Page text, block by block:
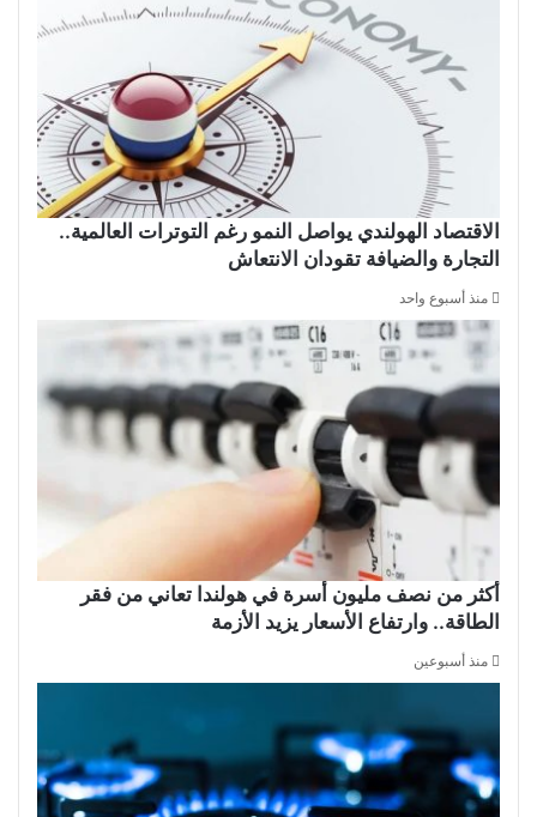
الاقتصاد الهولندي يواصل النمو رغم التوترات العالمية..
التجارة والضيافة تقودان الانتعاش
منذ أسبوع واحد
أكثر من نصف مليون أسرة في هولندا تعاني من فقر
الطاقة.. وارتفاع الأسعار يزيد الأزمة
منذ أسبوعين